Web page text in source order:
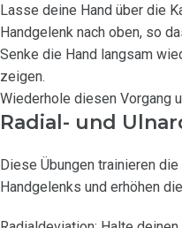
Lasse deine Hand über die
Handgelenk nach oben, so
Senke die Hand langsam
zeigen.
Wiederhole diesen Vorgang
Radial- und
Diese Übungen trainieren
Handgelenks und erhöhen